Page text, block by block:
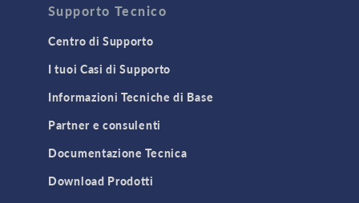
Supporto Tecnico
Centro di Supporto
I tuoi Casi di Supporto
Informazioni Tecniche di Base
Partner e consulenti
Documentazione Tecnica
Download Prodotti